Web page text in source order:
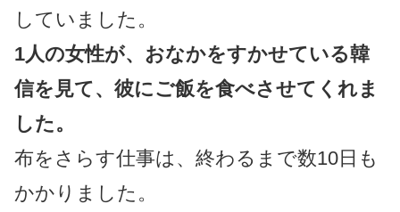
していました。
1人の女性が、おなかをすかせている韓
信を見て、彼にご飯を食べさせてくれま
した。
布をさらす仕事は、終わるまで数10日も
かかりました。